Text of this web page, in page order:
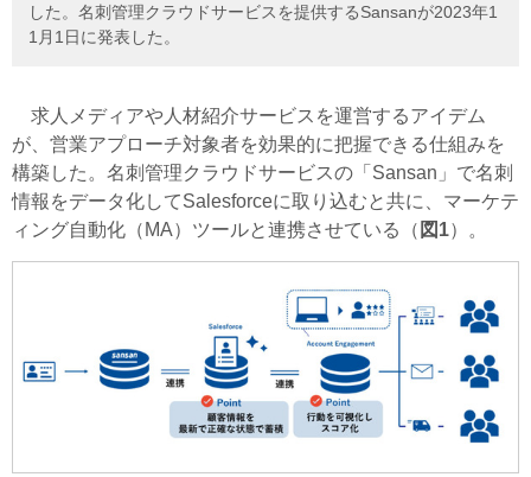
した。名刺管理クラウドサービスを提供するSansanが2023年1
1月1日に発表した。
求人メディアや人材紹介サービスを運営するアイデム
が、営業アプローチ対象者を効果的に把握できる仕組みを
構築した。名刺管理クラウドサービスの「Sansan」で名刺
情報をデータ化してSalesforceに取り込むと共に、マーケテ
ィング自動化（MA）ツールと連携させている（ 図1）。